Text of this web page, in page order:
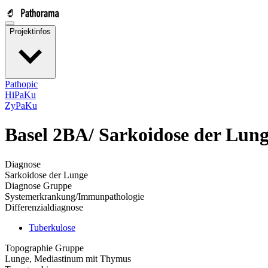
Projektinfos
Pathopic
HiPaKu
ZyPaKu
Basel 2BA/ Sarkoidose der
Diagnose
Sarkoidose der Lunge
Diagnose Gruppe
Systemerkrankung/Immunpathologie
Differenzialdiagnose
Tuberkulose
Topographie Gruppe
Lunge, Mediastinum mit Thymus